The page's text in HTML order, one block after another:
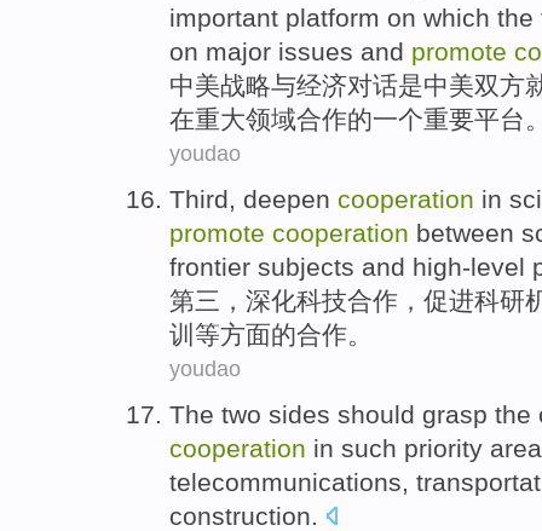
important platform on which the
on major issues and promote
中美战略与经济对话是中美双方
在重大领域合作的一个重要平台
youdao
Third, deepen cooperation in
promote cooperation between
frontier subjects and high-level
第三 ， 深化科技合作 ， 促进科研
训 等方面的合作。
youdao
The two sides should grasp the
cooperation in such priority
telecommunications,
construction.